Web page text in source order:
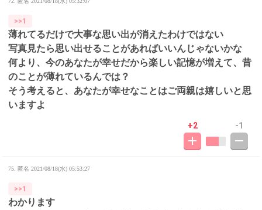
>>1
薄れてるだけで大事な思い出が消えたわけではない
写真見たら思い出せることがあればいいんじゃないかな
何より、今のあなたが幸せだから楽しい記憶が増えて、昔
のことが薄れているんでは？
そう考えると、あなたが幸せなことはご両親は嬉しいと思
いますよ
+2 -1
75. 匿名 2021/08/18(水) 05:53:27
>>1
わかります